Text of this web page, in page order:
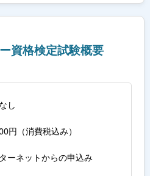
資格検定試験概要
し
円（消費税込み）
ーネットからの申込み